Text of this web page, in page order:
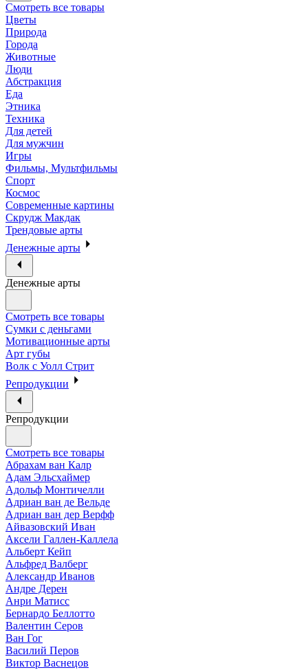
Смотреть все товары
Цветы
Природа
Города
Животные
Люди
Абстракция
Еда
Этника
Техника
Для детей
Для мужчин
Игры
Фильмы, Мультфильмы
Спорт
Космос
Современные картины
Скрудж Макдак
Трендовые арты
Денежные арты
Денежные арты
Смотреть все товары
Сумки с деньгами
Мотивационные арты
Арт губы
Волк с Уолл Стрит
Репродукции
Репродукции
Смотреть все товары
Абрахам ван Калр
Адам Эльсхаймер
Адольф Монтичелли
Адриан ван де Вельде
Адриан ван дер Верфф
Айвазовский Иван
Аксели Галлен-Каллела
Альберт Кейп
Альфред Валберг
Александр Иванов
Андре Дерен
Анри Матисс
Бернардо Беллотто
Валентин Серов
Ван Гог
Василий Перов
Виктор Васнецов